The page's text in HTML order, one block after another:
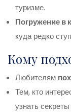
туризме.
Погружение в
куда редко
Кому
Любителям
Тем, кто
узнать